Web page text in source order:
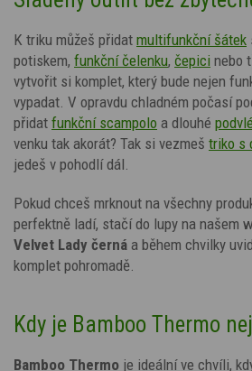
K triku můžeš přidat multifunkční šátek
potiskem, funkční čelenku, čepici nebo
vytvořit si komplet, který bude nejen
vypadat. V opravdu chladném počasí
přidat funkční scampolo a dlouhé
venku tak akorát? Tak si vezmeš triko s
jedeš v pohodlí dál.
Pokud chceš mrknout na všechny
perfektně ladí, stačí do lupy na našem
Velvet Lady černá a během chvilky
komplet pohromadě.
Kdy je Bamboo Thermo
Bamboo Thermo je ideální ve chvíli,